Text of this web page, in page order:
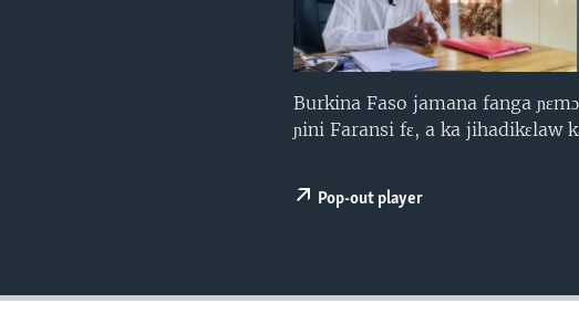
Burkina Faso jamana fanga
ɲini Faransi fɛ, a ka jihadikɛlaw
Pop-out player